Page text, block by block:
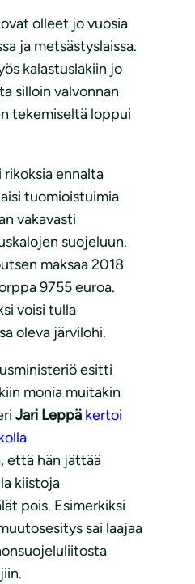
olleet jo vuosia
ja metsästyslaissa.
kalastuslakiin jo
silloin valvonnan
tekemiseltä loppui
rikoksia ennalta
tuomioistuimia
vakavasti
suojeluun.
maksaa 2018
9755 euroa.
voisi tulla
oleva järvilohi.
esitti
monia muitakin
Jari Leppä kertoi
että hän jättää
kiistoja
pois. Esimerkiksi
sai laajaa